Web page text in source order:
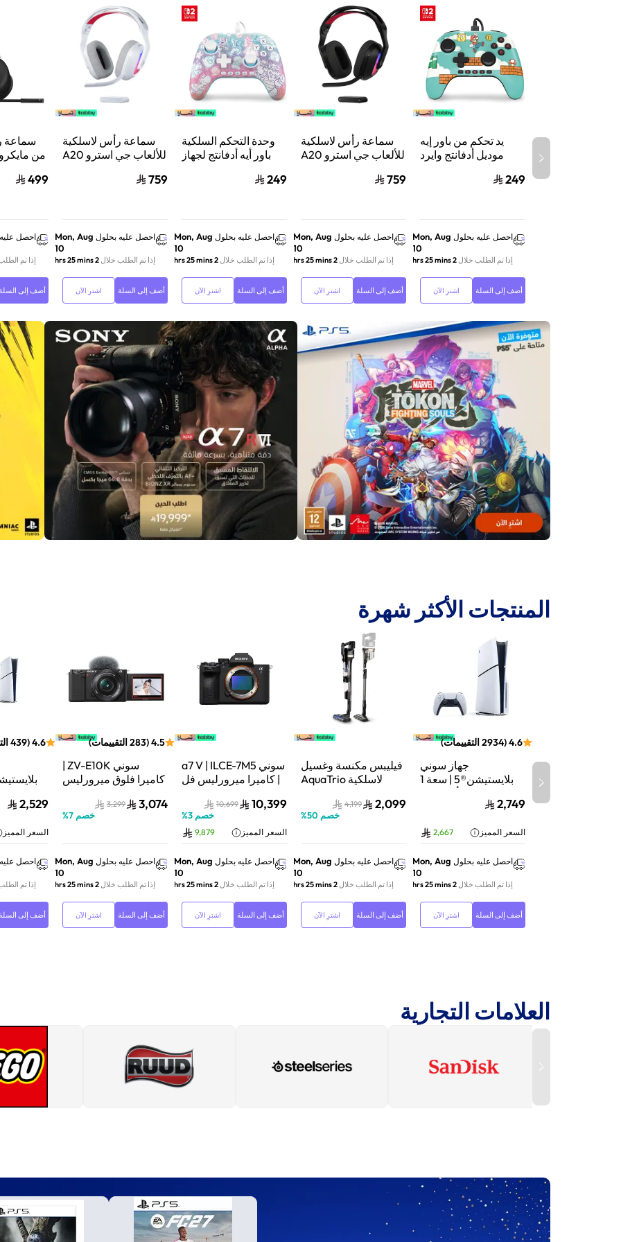
يد تحكم من باور إيه
موديل أدفانتج وايرد
سلكي، بتقنية هول
بتصميم ماريو تايم
249
احصل عليه بحلول Mon, Aug
10
إذا تم الطلب خلال2 hrs 25 mins
أضف إلى السلة اشترِ الآن
سماعة رأس لاسلكية
للألعاب جي استرو A20
759
احصل عليه بحلول Mon, Aug
10
إذا تم الطلب خلال2 hrs 25 mins
أضف إلى السلة اشترِ الآن
وحدة التحكم السلكية
باور أيه أدفانتج لجهاز
249
احصل عليه بحلول Mon, Aug
10
إذا تم الطلب خلال2 hrs 25 mins
أضف إلى السلة اشترِ الآن
سماعة رأس لاسلكية
للألعاب جي استرو A20
759
احصل عليه بحلول Mon, Aug
10
إذا تم الطلب خلال2 hrs 25 mins
أضف إلى السلة اشترِ الآن
سماعة
من
499
احصل
إذا تم
أضف إلى
‫المنتجات الأكثر شهرة‬
4.6
(
2934 التقييمات)
جهاز سوني
بلايستيشن®5 | سعة 1
السرعة للألعاب | تتبع
2116A01Y
2,749
السعر المميز 2,667
احصل عليه بحلول Mon, Aug
10
إذا تم الطلب خلال2 hrs 25 mins
أضف إلى السلة اشترِ الآن
فيليبس مكنسة وغسيل
لاسلكية AquaTrio
شفط وغسيل | تنظيف
2,099
4,199
خصم 50
%
احصل عليه بحلول Mon, Aug
10
إذا تم الطلب خلال2 hrs 25 mins
أضف إلى السلة اشترِ الآن
سوني a7 V | ILCE-7M5
| كاميرا ميرورليس فل
جسم الكاميرا فقط |
أسود
10,399
10,699
خصم 3
%
السعر المميز 9,879
احصل عليه بحلول Mon, Aug
10
إذا تم الطلب خلال2 hrs 25 mins
أضف إلى السلة اشترِ الآن
4.5
(
283 التقييمات)
سوني ZV-E10K |
كاميرا فلوق ميرورليس
ميجابكسل | كيت عدسة
باور زوم 16–50mm |
3,074
3,299
خصم 7
%
احصل عليه بحلول Mon, Aug
10
إذا تم الطلب خلال2 hrs 25 mins
أضف إلى السلة اشترِ الآن
4.6
(
439
تتبع
2,529
السعر المميز
احصل
إذا تم
أضف إلى
العلامات التجارية